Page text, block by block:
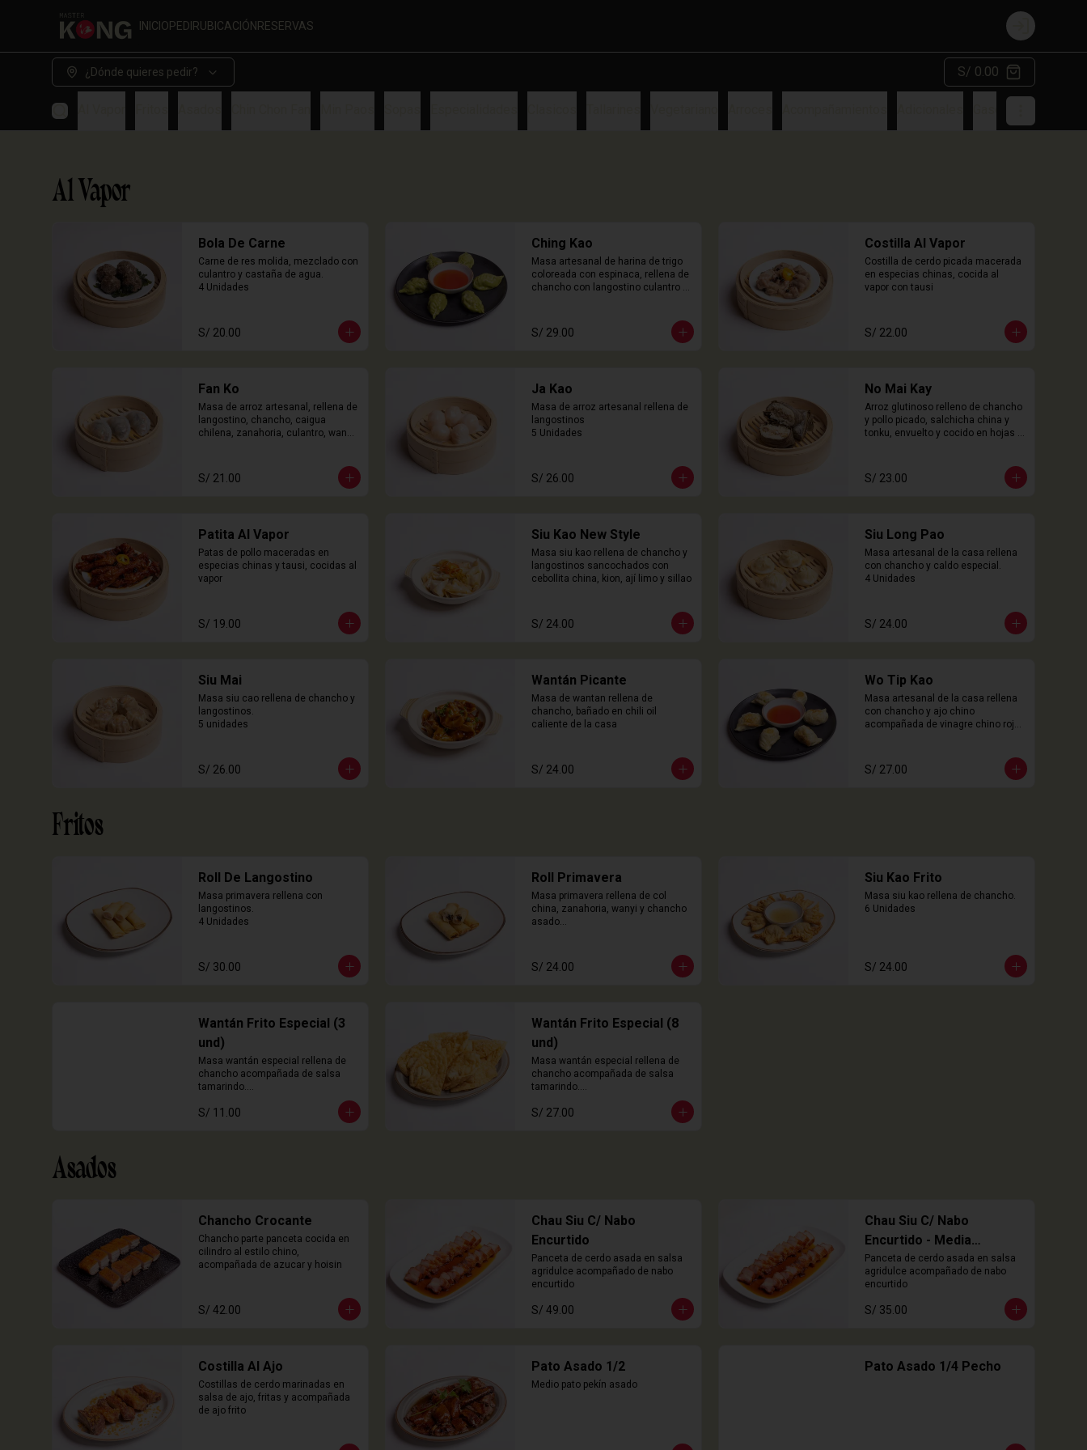
INICIOPEDIRUBICACIÓN RESERVAS
Login
¿Dónde quieres pedir? S/ 0.00
Al Vapor
Bola De Carne
Carne de res molida, mezclado con
culantro y castaña de agua.
4 Unidades
S/ 20.00
Ching Kao
Masa artesanal de harina de trigo
coloreada con espinaca, rellena de
chancho con langostino culantro y
S/ 29.00
Costilla Al Vapor
Costilla de cerdo picada macerada
en especias chinas, cocida al
vapor con tausi
S/ 22.00
Fan Ko
Masa de arroz artesanal, rellena de
langostino, chancho, caigua
chilena, zanahoria, culantro, wanyi.
S/ 21.00
Ja Kao
Masa de arroz artesanal rellena de
langostinos
5 Unidades
S/ 26.00
No Mai Kay
Arroz glutinoso relleno de chancho
y pollo picado, salchicha china y
tonku, envuelto y cocido en hojas
S/ 23.00
Patita Al Vapor
Patas de pollo maceradas en
especias chinas y tausi, cocidas al
vapor
S/ 19.00
Siu Kao New Style
Masa siu kao rellena de chancho y
langostinos sancochados con
cebollita china, kion, ají limo y sillao
S/ 24.00
Siu Long Pao
Masa artesanal de la casa rellena
con chancho y caldo especial.
4 Unidades
S/ 24.00
Siu Mai
Masa siu cao rellena de chancho y
langostinos.
5 unidades
S/ 26.00
Wantán Picante
Masa de wantan rellena de
chancho, bañado en chili oil
caliente de la casa
S/ 24.00
Wo Tip Kao
Masa artesanal de la casa rellena
con chancho y ajo chino
acompañada de vinagre chino rojo.
S/ 27.00
Fritos
Roll De Langostino
Masa primavera rellena con
langostinos.
4 Unidades
S/ 30.00
Roll Primavera
Masa primavera rellena de col
china, zanahoria, wanyi y chancho
asado
S/ 24.00
Siu Kao Frito
Masa siu kao rellena de chancho.
6 Unidades
S/ 24.00
Wantán Frito Especial (3
und)
Masa wantán especial rellena de
chancho acompañada de salsa
tamarindo.
S/ 11.00
Wantán Frito Especial (8
und)
Masa wantán especial rellena de
chancho acompañada de salsa
tamarindo.
S/ 27.00
Asados
Chancho Crocante
Chancho parte panceta cocida en
cilindro al estilo chino,
acompañada de azucar y hoisin
S/ 42.00
Chau Siu C/ Nabo
Encurtido
Panceta de cerdo asada en salsa
agridulce acompañado de nabo
encurtido
S/ 49.00
Chau Siu C/ Nabo
Encurtido - Media
Porción
Panceta de cerdo asada en salsa
agridulce acompañado de nabo
encurtido
S/ 35.00
Costilla Al Ajo
Costillas de cerdo marinadas en
salsa de ajo, fritas y acompañada
de ajo frito
Pato Asado 1/2
Medio pato pekín asado
Pato Asado 1/4 Pecho